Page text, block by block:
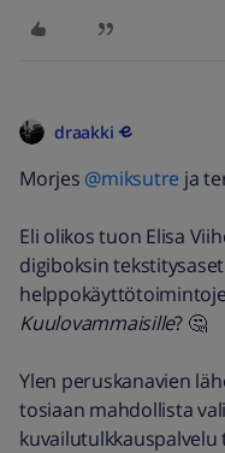
draakki
Morjes @miksutre ja
Eli olikos tuon Elisa
digiboksin
Kuulovammaisille? 🤔
Ylen peruskanavien
tosiaan mahdollista